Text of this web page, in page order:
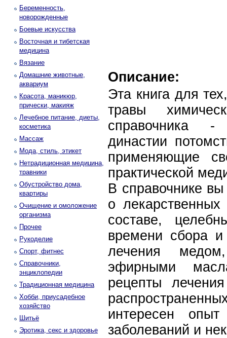
Беременность,
новорожденные
Боевые искусства
Восточная и тибетская
медицина
Вязание
Домашние животные,
аквариум
Красота, маникюр,
прически, макияж
Лечебное питание, диеты,
косметика
Массаж
Мода, стиль, этикет
Нетрадиционная медицина,
травники
Обустройство дома,
квартиры
Очищение и омоложение
организма
Прочее
Рукоделие
Спорт, фитнес
Справочники,
энциклопедии
Традиционная медицина
Хобби, приусадебное
хозяйство
Шитьё
Эротика, секс и здоровье
Описание:
Эта книга для
травы
справочника -
династии
применяющие
практической
В справочнике
о
составе,
времени сбора
лечения
эфирными
рецепты
интересен
заболеваний и